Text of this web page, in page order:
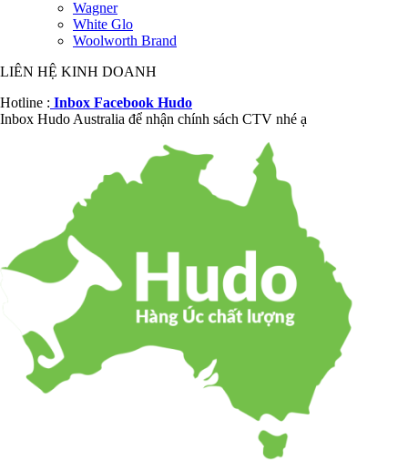
Wagner
White Glo
Woolworth Brand
LIÊN HỆ KINH DOANH
Hotline : Inbox Facebook Hudo
Inbox Hudo Australia để nhận chính sách CTV nhé ạ